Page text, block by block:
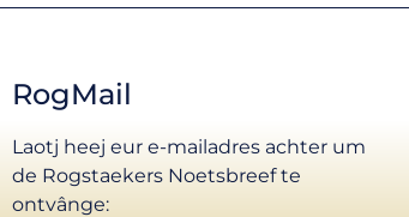
RogMail
Laotj heej eur e-mailadres achter um
de Rogstaekers Noetsbreef te
ontvânge: